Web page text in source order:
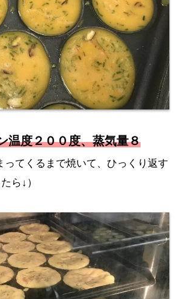
温度２００度、蒸気量８
ってくるまで焼いて、ひっくり返す
ら↓）